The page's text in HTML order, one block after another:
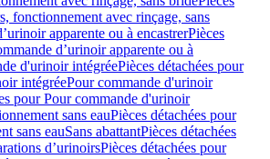
fonctionnement avec rinçage, sans
apparente ou à encastrerPièces
d’urinoir apparente ou à
d'urinoir intégréePièces détachées pour
intégréePour commande d'urinoir
pour Pour commande d'urinoir
sans eauPièces détachées pour
sans eauSans abattantPièces détachées
d’urinoirsPièces détachées pour